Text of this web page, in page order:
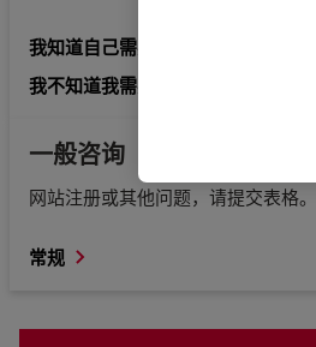
我知道自己需要哪些法规信息。
我不知道我需要哪些法规信息。
一般咨询
网站注册或其他问题，请提交表格。
常规